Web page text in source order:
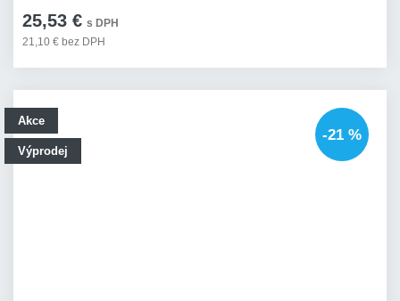
25,53 € s DPH
21,10 € bez DPH
Akce
Výprodej
-21 %